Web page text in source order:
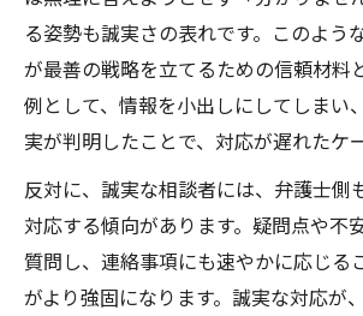
る姿勢も誠実さの表れです。このよう
が最善の戦略を立てるための信頼材料
例として、情報を小出しにしてしまい
実が判明したことで、対応が遅れたケ
反対に、誠実な相談者には、弁護士側
対応する傾向があります。疑問点や不
質問し、連絡事項にも速やかに応じる
がより強固になります。誠実な対応が